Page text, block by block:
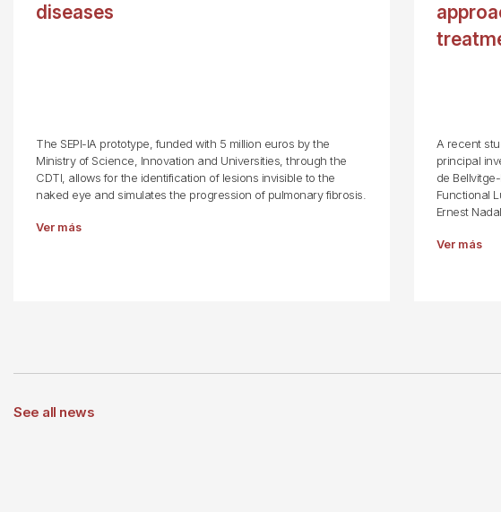
diseases
The SEPI-IA prototype, funded with 5 million euros by the
Ministry of Science, Innovation and Universities, through the
CDTI, allows for the identification of lesions invisible to the
naked eye and simulates the progression of pulmonary fibrosis.
Ver más
A recent
principal
de
Functional
Ernest
Ver más
See all news